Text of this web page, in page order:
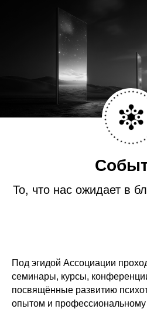
То, что нас ожидает в
Под эгидой Ассоциации
семинары, курсы,
посвящённые развитию
опытом и профессиональному